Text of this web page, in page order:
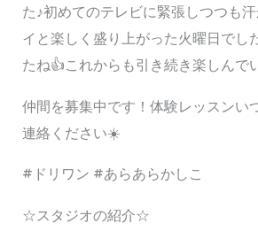
た♪初めてのテレビに緊張しつつも
イと楽しく盛り上がった火曜日でし
たね👍これからも引き続き楽しん
仲間を募集中です！体験レッスンい
連絡ください☀️
#ドリワン #あらあらかしこ
☆スタジオの紹介☆